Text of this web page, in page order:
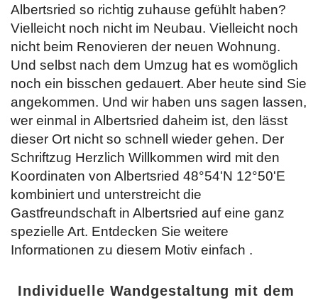
Albertsried so richtig zuhause gefühlt haben?
Vielleicht noch nicht im Neubau. Vielleicht noch
nicht beim Renovieren der neuen Wohnung.
Und selbst nach dem Umzug hat es womöglich
noch ein bisschen gedauert. Aber heute sind Sie
angekommen. Und wir haben uns sagen lassen,
wer einmal in Albertsried daheim ist, den lässt
dieser Ort nicht so schnell wieder gehen. Der
Schriftzug Herzlich Willkommen wird mit den
Koordinaten von Albertsried 48°54'N 12°50'E
kombiniert und unterstreicht die
Gastfreundschaft in Albertsried auf eine ganz
spezielle Art. Entdecken Sie weitere
Informationen zu diesem Motiv einfach .
Individuelle Wandgestaltung mit dem